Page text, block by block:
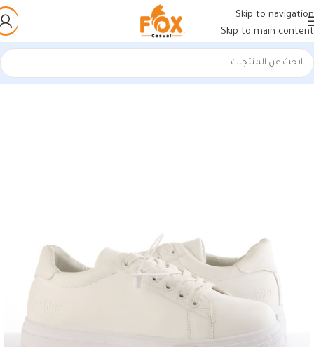
Skip to navigation
Skip to main content
الرئيسية/أحذية رجالي/كوتشي رجالي